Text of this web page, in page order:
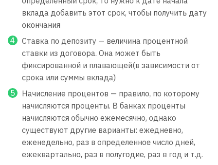
вклада добавить этот срок, чтобы получить дату
окончания
Ставка по депозиту — величина процентной
ставки из договора. Она может быть
фиксированной и плавающей(в зависимости от
срока или суммы вклада)
Начисление процентов — правило, по которому
начисляются проценты. В банках проценты
начисляются обычно ежемесячно, однако
существуют другие варианты: ежедневно,
еженедельно, раз в определенное число дней,
ежеквартально, раз в полугодие, раз в год и т.д.